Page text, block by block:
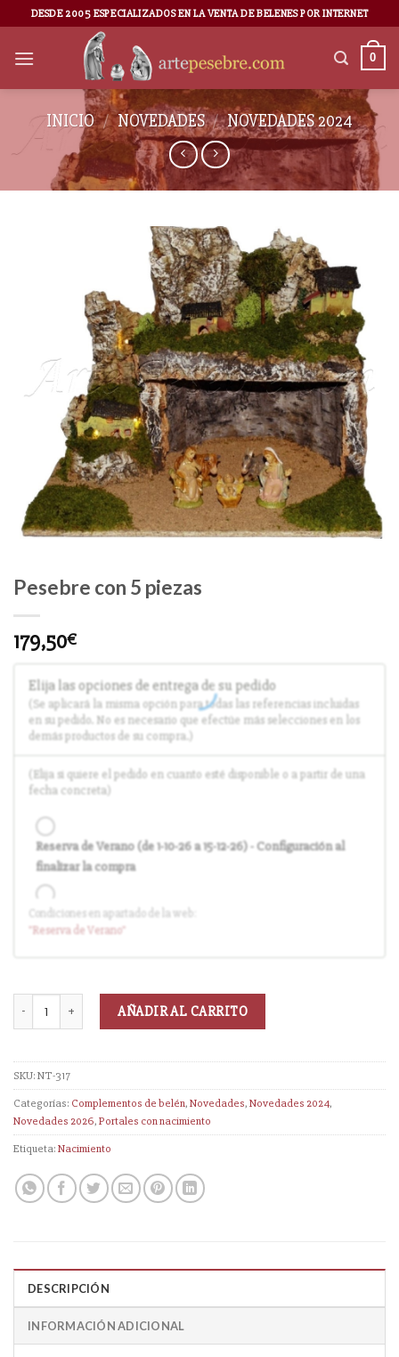
DESDE 2005 ESPECIALIZADOS EN LA VENTA DE BELENES POR INTERNET
0
INICIO / NOVEDADES / NOVEDADES 2024
Pesebre con 5 piezas
179,50€
Elija las opciones de entrega de su pedido
(Se aplicará la misma opción para todas las referencias incluidas
en su pedido. No es necesario que efectúe más selecciones en los
demás productos de su compra.)
(Elija si quiere el pedido en cuanto esté disponible o a partir de una
fecha concreta)
Reserva de Verano (de 1-10-26 a 15-12-26) - Configuración al
finalizar la compra
Entrega en cuanto el pedido esté disponible (sin descuento)
Condiciones en apartado de la web:
"Reservade Verano"
AÑADIR AL CARRITO
SKU:NT-317
Categorías: Complementos de belén,Novedades,Novedades 2024,
Novedades 2026,Portales con nacimiento
Etiqueta:Nacimiento
DESCRIPCIÓN
INFORMACIÓN ADICIONAL